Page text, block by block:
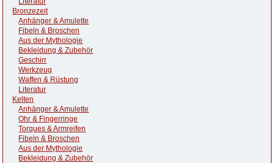
Bronzezeit
Anhänger & Amulette
Fibeln & Broschen
Aus der Mythologie
Bekleidung & Zubehör
Geschirr
Werkzeug
Waffen & Rüstung
Literatur
Kelten
Anhänger & Amulette
Ohr & Fingerringe
Torques & Armreifen
Fibeln & Broschen
Aus der Mythologie
Bekleidung & Zubehör